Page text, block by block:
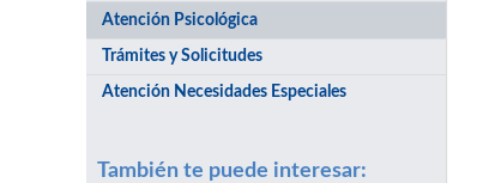
Atención Psicológica
Trámites y Solicitudes
Atención Necesidades Especiales
También te puede interesar: